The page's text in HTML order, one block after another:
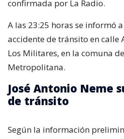
confirmada por La Radio.
A las 23:25 horas se informó
accidente de tránsito en calle
Los Militares, en la comuna
Metropolitana.
José Antonio Neme
de tránsito
Según la información